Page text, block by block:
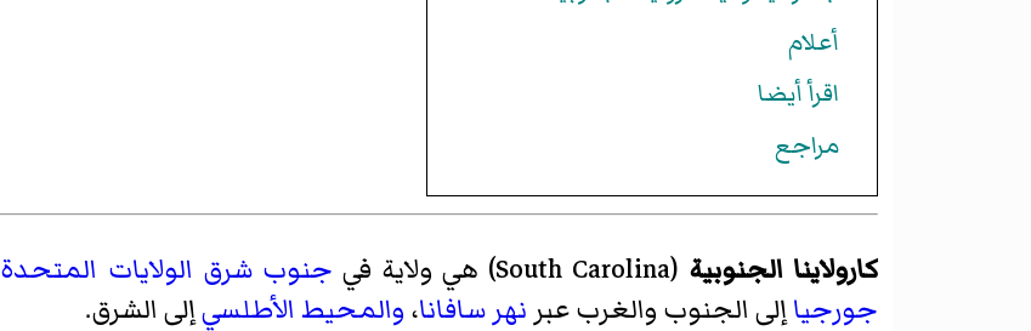
أعلام
اقرأ أيضا
مراجع
كارولاينا الجنوبية (
South Carolina)‏ هي ولاية في جنوب شرق الولايات المتحدة
جورجياإلى الجنوب والغرب عبر نهر سافانا، والمحيط الأطلسيإلى الشرق.